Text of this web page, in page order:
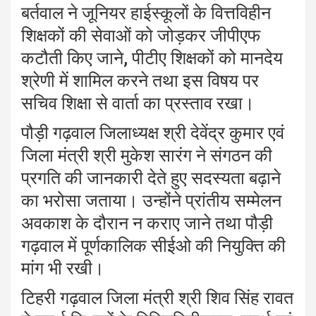
बर्तवाल ने जूनियर हाईस्कूलों के वित्तविहीन
शिक्षकों की सेवाओं को जोड़कर जीपीएफ
कटौती किए जाने, पीटीए शिक्षकों को मानदेय
श्रेणी में शामिल करने तथा इस विषय पर
सचिव शिक्षा से वार्ता का प्रस्ताव रखा।
पौड़ी गढ़वाल जिलाध्यक्ष श्री देवेंद्र कुमार एवं
जिला मंत्री श्री मुकेश सारंग ने संगठन की
प्रगति की जानकारी देते हुए सदस्यता बढ़ाने
का भरोसा जताया। उन्होंने प्रांतीय सम्मेलन
अवकाश के दौरान न कराए जाने तथा पौड़ी
गढ़वाल में पूर्णकालिक सीईओ की नियुक्ति की
मांग भी रखी।
टिहरी गढ़वाल जिला मंत्री श्री शिव सिंह रावत